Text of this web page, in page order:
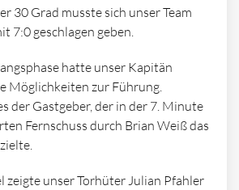
30 Grad musste sich unser Team
7:0 geschlagen geben.
hatte unser Kapitän
Möglichkeiten zur Führung.
der Gastgeber, der in der 7. Minute
Fernschuss durch Brian Weiß das
zeigte unser Torhüter Julian Pfahler